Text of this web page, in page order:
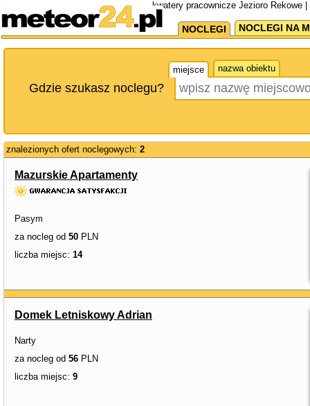
kwatery pracownicze Jezioro Rekowe
NOCLEGI NOCLEGI NA
miejsce nazwa obiektu
Gdzie szukasz noclegu?
znalezionych ofert noclegowych: 2
Mazurskie Apartamenty
Pasym
za nocleg od 50 PLN
liczba miejsc: 14
Domek Letniskowy Adrian
Narty
za nocleg od 56 PLN
liczba miejsc: 9